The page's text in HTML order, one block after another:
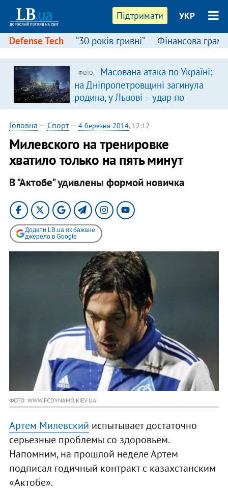
Підтримати УКР
Defense Tech “30 років гривні” Фінансова
ФОТО
Масована атака по Україні:
на Дніпропетровщині загинула
родина, у Львові – удар по
багатоповерхівках
(доповнюється)
Головна — Спорт— 4 березня 2014, 12:12
Милевского на тренировке
хватило только на пять минут
В "Актобе" удивлены формой новичка
Додати LB.ua як бажане
джерело в Google
ФОТО: WWW.FCDYNAMO.KIEV.UA
Артем Милевский испытывает достаточно
серьезные проблемы со здоровьем.
Напомним, на прошлой неделе Артем
подписал годичный контракт с казахстанским
«Актобе».